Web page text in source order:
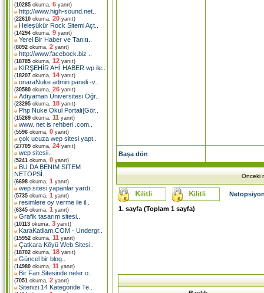
(10285 okuma, 6 yanıt)
http://www.high-sound.net
(22610 okuma, 20 yanıt)
Heleşükür Rock Sitemi Açt
(14294 okuma, 9 yanıt)
Yerel Bir Haber ve Tanıtı
(8092 okuma, 2 yanıt)
http://www.facebock.biz
(18785 okuma, 12 yanıt)
KIRŞEHİR AHİ HABER wp ile
(18207 okuma, 14 yanıt)
onaraNuke admin paneli -v..
(30580 okuma, 26 yanıt)
Adıyaman Üniversitesi Öğr..
(23295 okuma, 18 yanıt)
Php Nuke Okul Portalı[Gör..
(15269 okuma, 11 yanıt)
www. net is rehberi .com
(5596 okuma, 0 yanıt)
çok ucuza wep sitesi yapt
(27709 okuma, 24 yanıt)
wep sitesii
(5241 okuma, 0 yanıt)
BU DA BENIM SITEM
NETOPSİ
(6698 okuma, 1 yanıt)
wep sitesi yapanlar yardı
(5735 okuma, 1 yanıt)
resimlere oy verme ile il
(6345 okuma, 1 yanıt)
Grafik tasarım sitesi
(10113 okuma, 3 yanıt)
KaraKatliam.COM - Undergr..
(15952 okuma, 11 yanıt)
Çatkara Köyü Web Sitesi
(18702 okuma, 18 yanıt)
Güncel bir blog
(14980 okuma, 11 yanıt)
Bir Fan Sitesinde neler o
(7051 okuma, 2 yanıt)
Sitenizi 14 Kategoride Te
Başa dön
Önceki
1. sayfa (Toplam 1 sayfa)